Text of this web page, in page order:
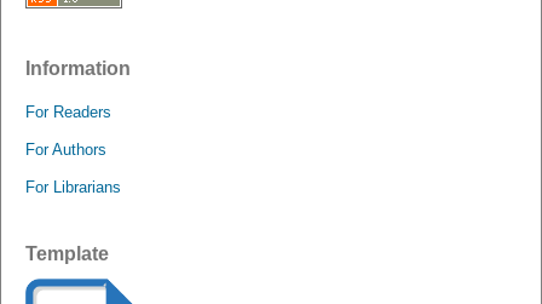
Information
For Readers
For Authors
For Librarians
Template